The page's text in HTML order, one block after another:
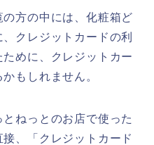
方の中には、化粧箱ど
クレジットカードの利
めに、クレジットカー
もしれません。
ねっとのお店で使った
、「クレジットカード